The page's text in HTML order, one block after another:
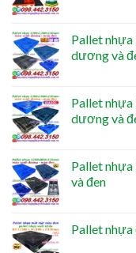
Pallet
dương và
Pallet
dương và
Pallet
và đen
Pallet